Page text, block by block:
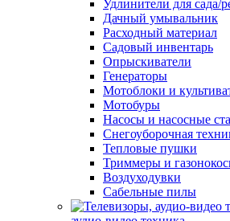
Удлинители для сада/
Дачный умывальник
Расходный материал
Садовый инвентарь
Опрыскиватели
Генераторы
Мотоблоки и
Мотобуры
Насосы и насосные
Снегоуборочная
Тепловые пушки
Триммеры и
Воздуходувки
Сабельные пилы